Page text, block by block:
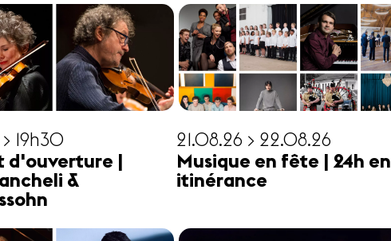
19h30
d'ouverture |
&
21.08.26 > 22.08.26
Musique en fête | 24h en
itinérance